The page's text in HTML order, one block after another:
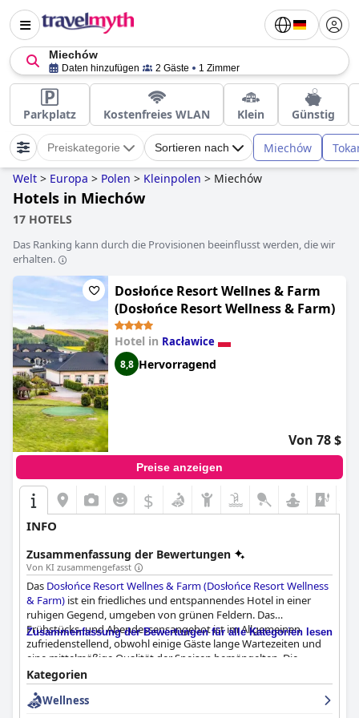
Miechów
Daten hinzufügen 2 Gäste 1 Zimmer
Parkplatz Kostenfreies WLAN Klein Günstig
Preiskategorie Sortieren nach Miechów
Welt > Europa > Polen > Kleinpolen > Miechów
Hotels in Miechów
17 HOTELS
Das Ranking kann durch die Provisionen beeinflusst werden, die wir
erhalten.
Dosłońce Resort Wellnes & Farm
(Dosłońce Resort Wellness & Farm)
Hotel in Racławice
8,8 Hervorragend
Von 78 $
Preise anzeigen
$
INFO
Zusammenfassung der Bewertungen
Von KI zusammengefasst
Das Dosłońce Resort Wellnes & Farm (Dosłońce Resort Wellness
& Farm) ist ein friedliches und entspannendes Hotel in einer
ruhigen Gegend, umgeben von grünen Feldern. Das
Frühstücks- und Abendessensangebot ist im Allgemeinen
zufriedenstellend, obwohl einige Gäste lange Wartezeiten und
eine mittelmäßige Qualität der Speisen bemängelten. Die
Zimmer sind geräumig, bedürfen aber einer Modernisierung
und besseren Instandhaltung. Die Sauberkeitsstandards sind
uneinheitlich, und einige Gäste berichten von Problemen wie
Zusammenfassung der Bewertungen für alle Kategorien lesen
Kategorien
Wellness